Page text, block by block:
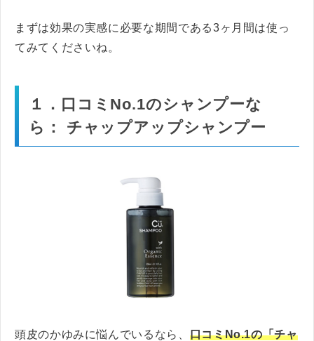
まずは効果の実感に必要な期間である3ヶ月間は使っ
てみてくださいね。
１．口コミNo.1のシャンプーな
ら： チャップアップシャンプー
頭皮のかゆみに悩んでいるなら、 口コミNo.1の「チャ